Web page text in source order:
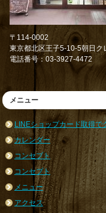
〒114-0002
東京都北区王子5-10-5朝日
電話番号：03-3927-4472
メニュー
LINEショップカード取得で
カレンダー
コンセプト
コンセプト
メニュー
アクセス